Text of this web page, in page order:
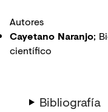
Autores
Cayetano Naranjo;
científico
Bibliografía